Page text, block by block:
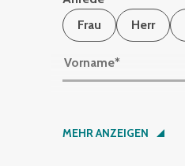
Frau
Herr
Vorname*
Nachname*
MEHR ANZEIGEN